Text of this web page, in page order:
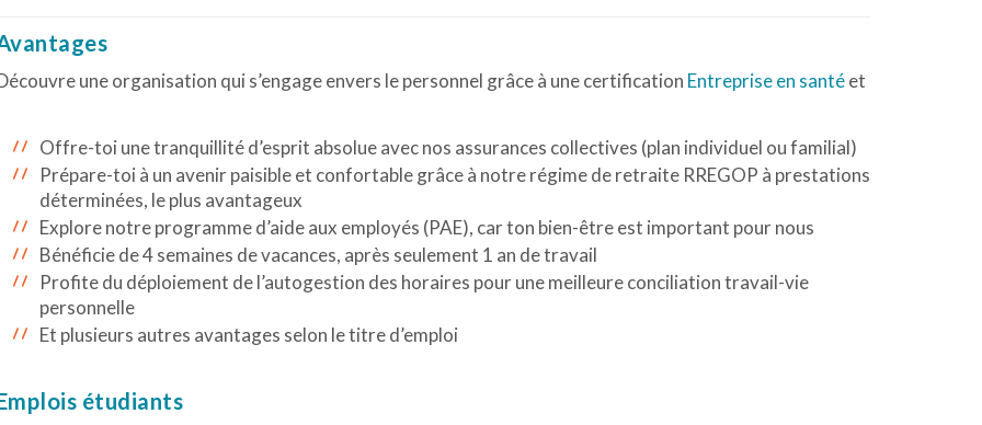
une organisation qui s’engage envers le personnel grâce à une certification Entreprise en santéet
Offre-toi une tranquillité d’esprit absolue avec nos assurances collectives (plan individuel ou familial)
Prépare-toi à un avenir paisible et confortable grâce à notre régime de retraite RREGOP à prestations
déterminées, le plus avantageux
Explore notre programme d’aide aux employés (PAE), car ton bien-être est important pour nous
Bénéficie de 4 semaines de vacances, après seulement 1 an de travail
Profite du déploiement de l’autogestion des horaires pour une meilleure conciliation travail-vie
personnelle
Et plusieurs autres avantages selon le titre d’emploi
étudiants